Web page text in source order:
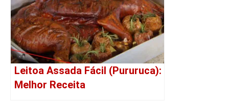
Leitoa Assada Fácil (Pururuca):
Melhor Receita